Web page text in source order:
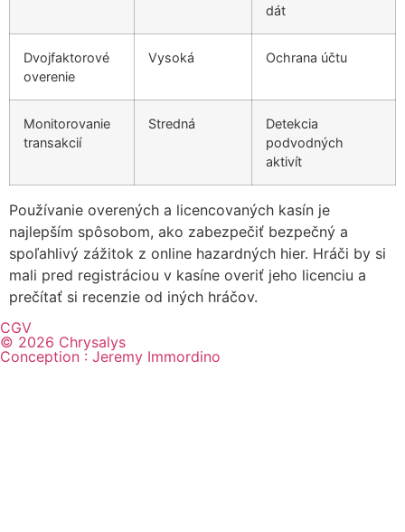
dát
Dvojfaktorové
overenie
Vysoká Ochrana účtu
Monitorovanie
transakcií
Stredná
Detekcia
podvodných
aktivít
Používanie overených a licencovaných kasín je
najlepším spôsobom, ako zabezpečiť bezpečný a
spoľahlivý zážitok z online hazardných hier. Hráči by si
mali pred registráciou v kasíne overiť jeho licenciu a
prečítať si recenzie od iných hráčov.
CGV
© 2026 Chrysalys
Conception : Jeremy Immordino